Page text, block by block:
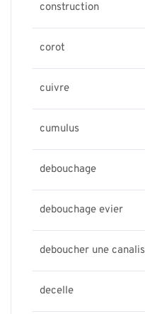
construction
corot
cuivre
cumulus
debouchage
debouchage evier
deboucher une
decelle